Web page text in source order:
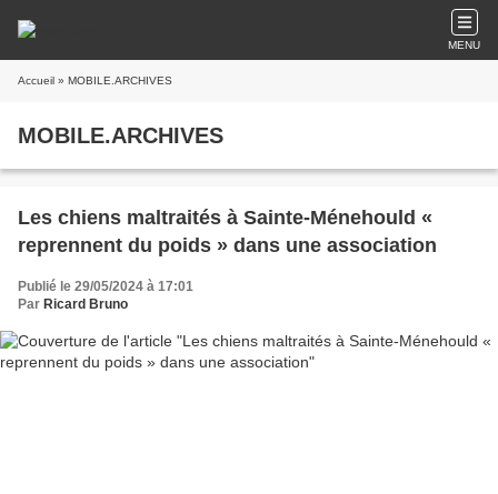
MENU
Accueil » MOBILE.ARCHIVES
MOBILE.ARCHIVES
Les chiens maltraités à Sainte-Ménehould «
reprennent du poids » dans une association
Publié le 29/05/2024 à 17:01
Par Ricard Bruno